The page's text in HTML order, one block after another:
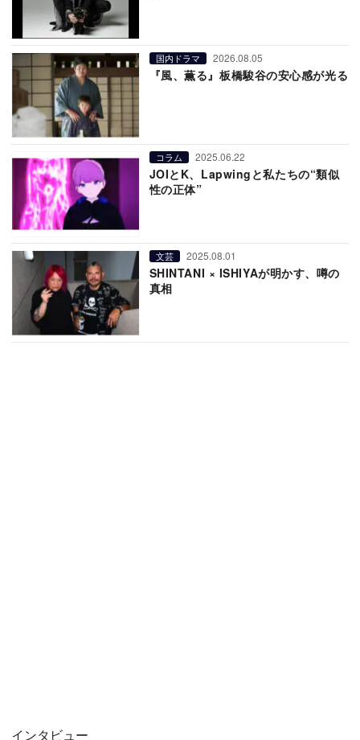
国内ドラマ 2026.08.05
『風、薫る』板橋駿谷の安心感が光る
コラム 2025.06.22
JOIとK、Lapwingと私たちの“類似
性の正体”
文芸 2025.08.01
SHINTANI × ISHIYAが明かす、噂の
真相
インタビュー